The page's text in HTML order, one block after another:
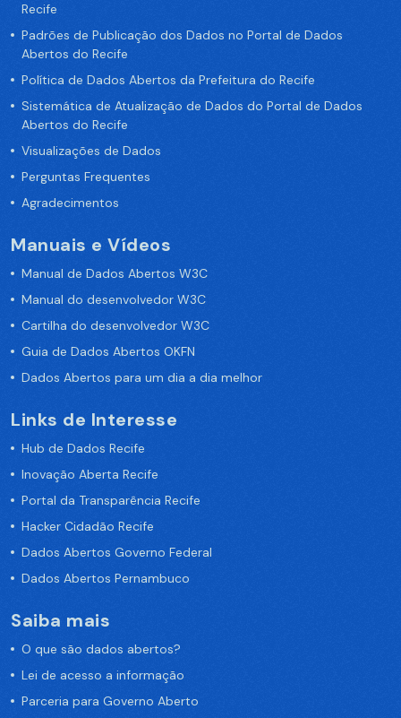
Recife
Padrões de Publicação dos Dados no Portal de Dados
Abertos do Recife
Política de Dados Abertos da Prefeitura do Recife
Sistemática de Atualização de Dados do Portal de Dados
Abertos do Recife
Visualizações de Dados
Perguntas Frequentes
Agradecimentos
Manuais e Vídeos
Manual de Dados Abertos W3C
Manual do desenvolvedor W3C
Cartilha do desenvolvedor W3C
Guia de Dados Abertos OKFN
Dados Abertos para um dia a dia melhor
Links de Interesse
Hub de Dados Recife
Inovação Aberta Recife
Portal da Transparência Recife
Hacker Cidadão Recife
Dados Abertos Governo Federal
Dados Abertos Pernambuco
Saiba mais
O que são dados abertos?
Lei de acesso a informação
Parceria para Governo Aberto